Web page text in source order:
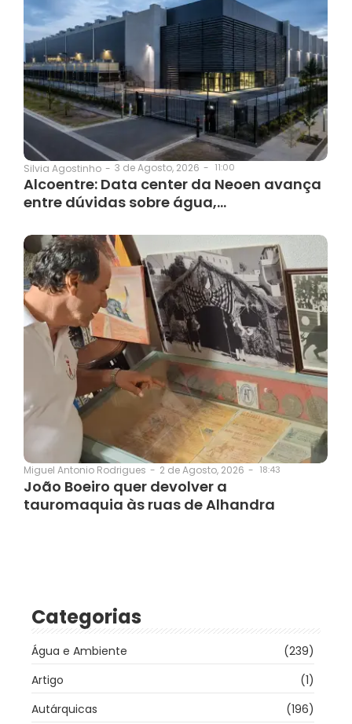
Silvia Agostinho - 3 de Agosto, 2026 - 11:00
Alcoentre: Data center da Neoen avança
entre dúvidas sobre água,…
Miguel Antonio Rodrigues - 2 de Agosto, 2026 - 18:43
João Boeiro quer devolver a
tauromaquia às ruas de Alhandra
Categorias
Água e Ambiente
(239)
Artigo
(1)
Autárquicas
(196)